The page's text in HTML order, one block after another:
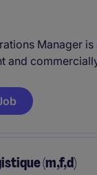
Manager
and
day-to-day
with charter
(m,f,d)